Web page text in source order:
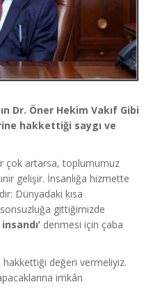
Dr. Öner Hekim Vakıf Gibi
hakkettiği saygı ve
çok artarsa, toplumumuz
gelişir. İnsanlığa hizmette
Dünyadaki kısa
gittiğimizde
insandı’ denmesi için çaba
değeri vermeliyiz.
imkân